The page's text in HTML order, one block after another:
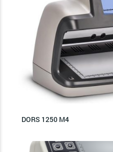
DORS 1250 M4